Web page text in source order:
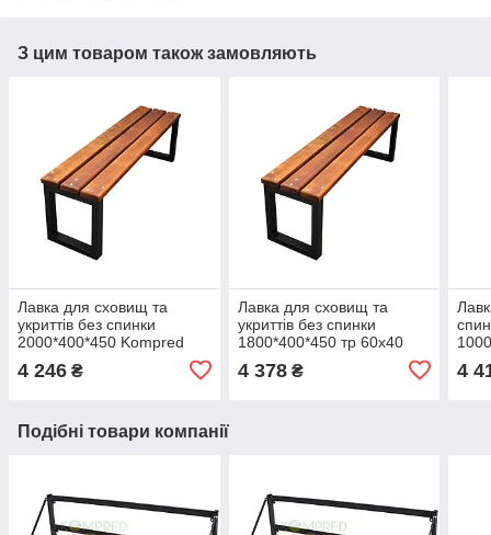
З цим товаром також замовляють
Лавка для сховищ та
укриттів без спинки
2000*400*450 Kompred
4 246 ₴
Лавка для сховищ та
укриттів без спинки
1800*400*450 тр 60х40
4 378₴ 4
Подібні товари компанії